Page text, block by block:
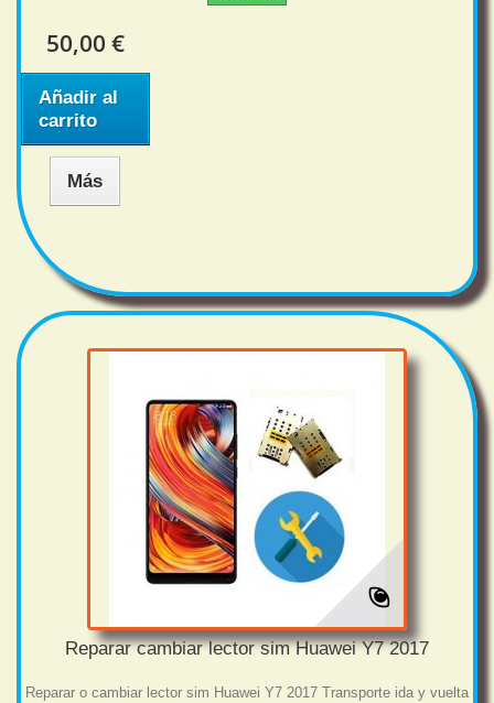
50,00 €
Añadir al
carrito
Más
Reparar cambiar lector sim Huawei Y7 2017
Reparar o cambiar lector sim Huawei Y7 2017 Transporte ida y vuelta